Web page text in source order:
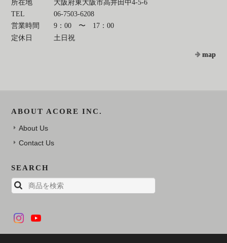
所在地
大阪府東大阪市高井田中4-5-6
TEL
06-7503-6208
営業時間
9：00 〜 17：00
定休日
土日祝
map
ABOUT ACORE INC.
About Us
Contact Us
SEARCH